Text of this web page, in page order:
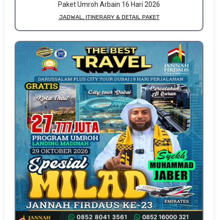
Paket Umroh Arbain 16 Hari 2026
JADWAL, ITINERARY & DETAIL PAKET